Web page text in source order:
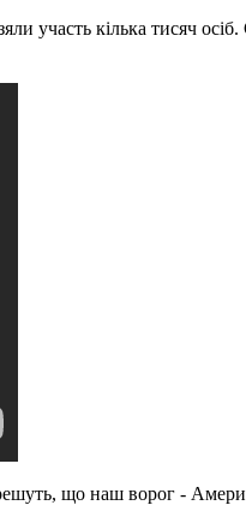
участь кілька тисяч
що наш ворог -